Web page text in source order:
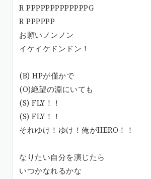
R PPPPPPPPPPPPPG
R PPPPPP
お願いノンノン
イケイケドンドン！
(B) HPが僅かで
(O)絶望の淵にいても
(S) FLY！！
(S) FLY！！
それゆけ！ゆけ！俺がHERO！！
なりたい自分を演じたら
いつかなれるかな